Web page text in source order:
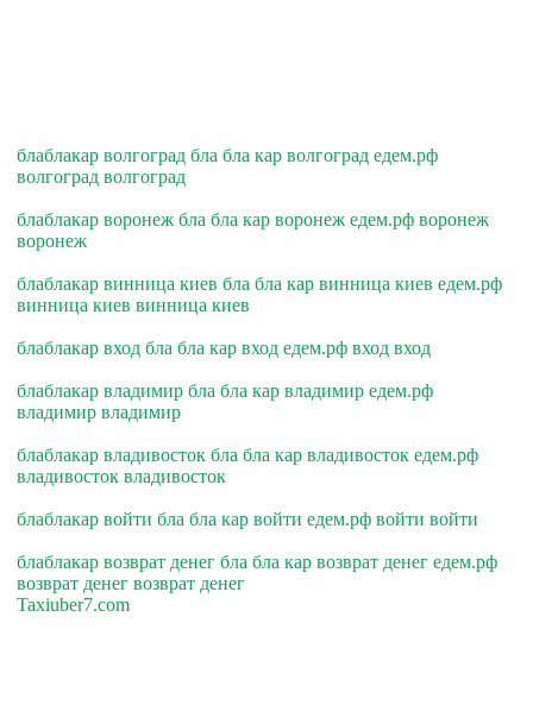
блаблакар волгоград бла бла кар волгоград едем.рф
волгоград волгоград
блаблакар воронеж бла бла кар воронеж едем.рф воронеж
воронеж
блаблакар винница киев бла бла кар винница киев едем.рф
винница киев винница киев
блаблакар вход бла бла кар вход едем.рф вход вход
блаблакар владимир бла бла кар владимир едем.рф
владимир владимир
блаблакар владивосток бла бла кар владивосток едем.рф
владивосток владивосток
блаблакар войти бла бла кар войти едем.рф войти войти
блаблакар возврат денег бла бла кар возврат денег едем.рф
возврат денег возврат денег
Taxiuber7.com